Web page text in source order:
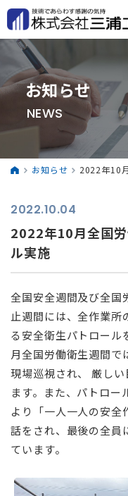
お知らせ
NEWS
お知らせ 2022年10
2022.10.04
2022年10月全国
ル実施
全国安全週間及び全国
止週間には、全作業所
る安全衛生パトロール
月全国労働衛生週間で
現場巡視され、 厳し
ます。また、パトロ
より「一人一人の安全
話をされ、最後の全員
ています。